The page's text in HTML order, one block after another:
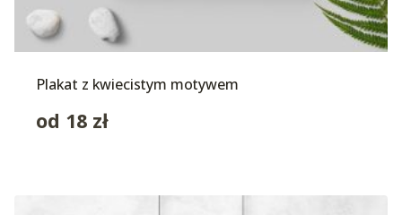
Plakat z kwiecistym motywem
od 18 zł